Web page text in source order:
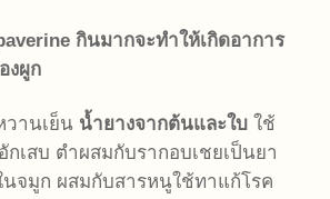
กินมากจะทำให้เกิดอาการ
งผูก
วานเย็น น้ำยางจากต้นและใบ ใช้
เสบ ตำผสมกับรากอบเชยเป็นยา
จมูก ผสมกับสารหนูใช้ทาแก้โรค